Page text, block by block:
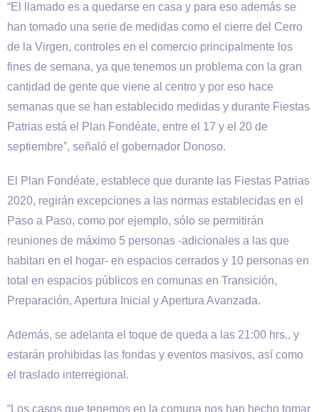
“El llamado es a quedarse en casa y para eso además se
han tomado una serie de medidas como el cierre del Cerro
de la Virgen, controles en el comercio principalmente los
fines de semana, ya que tenemos un problema con la gran
cantidad de gente que viene al centro y por eso hace
semanas que se han establecido medidas y durante Fiestas
Patrias está el Plan Fondéate, entre el 17 y el 20 de
septiembre”, señaló el gobernador Donoso.
El Plan Fondéate, establece que durante las Fiestas Patrias
2020, regirán excepciones a las normas establecidas en el
Paso a Paso, como por ejemplo, sólo se permitirán
reuniones de máximo 5 personas -adicionales a las que
habitan en el hogar- en espacios cerrados y 10 personas en
total en espacios públicos en comunas en Transición,
Preparación, Apertura Inicial y Apertura Avanzada.
Además, se adelanta el toque de queda a las 21:00 hrs., y
estarán prohibidas las fondas y eventos masivos, así como
el traslado interregional.
“Los casos que tenemos en la comuna nos han hecho tomar